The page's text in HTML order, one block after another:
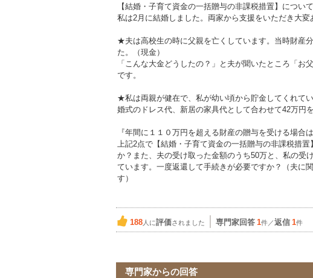
【結婚・子育て資金の一括贈与の非課税措置】について
私は2月に結婚しました。両家から支援をいただき大
★夫は高校生の時に父親を亡くしています。当時財産
た。（現金）
「こんな大金どうしたの？」と夫が聞いたところ「お
です。
★私は両親が健在で、私が幼い頃から貯金してくれて
婚式のドレス代、新居の家具代として合わせて42万円
『年間に１１０万円を超える財産の贈与を受ける場合
上記2点で【結婚・子育て資金の一括贈与の非課税措
か？また、夫の受け取った金額のうち50万と、私の受
ています。一度返還して手続きが必要ですか？（夫に
す）
188 人に評価されました 専門家回答 1件／返信 1件
専門家からの回答